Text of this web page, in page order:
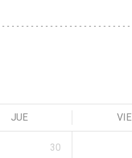
JUE VIE
30